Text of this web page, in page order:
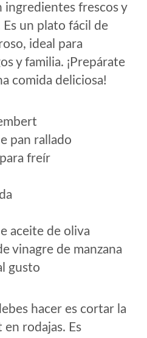
ingredientes frescos y
Es un plato fácil de
ideal para
y familia. ¡Prepárate
comida deliciosa!
pan rallado
freír
aceite de oliva
vinagre de manzana
gusto
hacer es cortar la
en rodajas. Es